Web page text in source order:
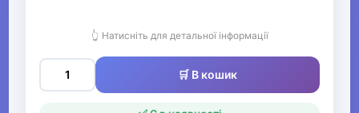
👆 Натисніть для детальної інформації
🛒 В кошик